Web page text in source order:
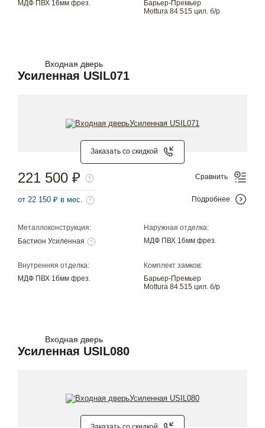
МДФ ПВХ 16мм фрез.
Барьер-Премьер
Mottura 84.515 цил. б/р
Входная дверь
Усиленная USIL071
Заказать со скидкой
Металлоконструкция:
Бастион Усиленная
Наружная отделка:
МДФ ПВХ 16мм фрез.
Внутренняя отделка:
МДФ ПВХ 16мм фрез.
Комплект замков:
Барьер-Премьер
Mottura 84.515 цил. б/р
221 500 ₽
от 22 150 ₽ в мес.
Сравнить
Подробнее
Входная дверь
Усиленная USIL080